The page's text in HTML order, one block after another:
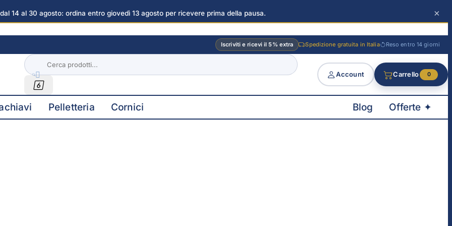
14 al 30 agosto: ordina entro giovedì 13 agosto per ricevere prima della pausa. ×
Iscriviti e ricevi il 5% extra Spedizione gratuita in Italia Reso entro 14 giorni


Account Carrello 0
Pelletteria Cornici Blog Offerte ✦
immagini